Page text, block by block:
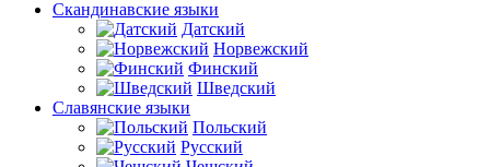
Скандинавские языки
Датский
Норвежский
Финский
Шведский
Славянские языки
Польский
Русский